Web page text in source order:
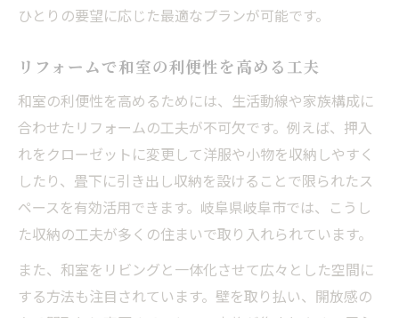
ひとりの要望に応じた最適なプランが可能です。
リフォームで和室の利便性を高める工夫
和室の利便性を高めるためには、生活動線や家族構成に
合わせたリフォームの工夫が不可欠です。例えば、押入
れをクローゼットに変更して洋服や小物を収納しやすく
したり、畳下に引き出し収納を設けることで限られたス
ペースを有効活用できます。岐阜県岐阜市では、こうし
た収納の工夫が多くの住まいで取り入れられています。
また、和室をリビングと一体化させて広々とした空間に
する方法も注目されています。壁を取り払い、開放感の